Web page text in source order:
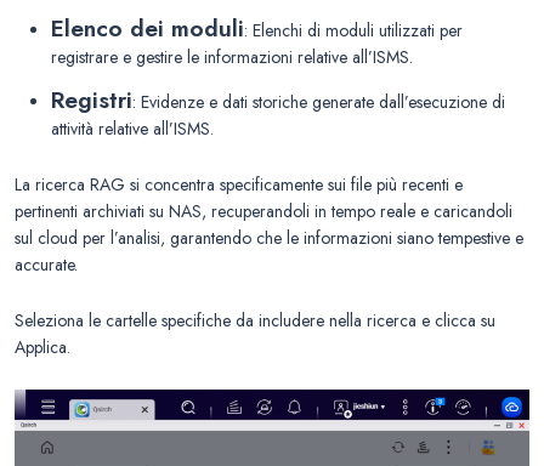
Elenco dei moduli: Elenchi di moduli utilizzati per
registrare e gestire le informazioni relative all’ISMS.
Registri: Evidenze e dati storiche generate dall’esecuzione di
attività relative all’ISMS.
La ricerca RAG si concentra specificamente sui file più recenti e
pertinenti archiviati su NAS, recuperandoli in tempo reale e caricandoli
sul cloud per l’analisi, garantendo che le informazioni siano tempestive e
accurate.
Seleziona le cartelle specifiche da includere nella ricerca e clicca su
Applica.